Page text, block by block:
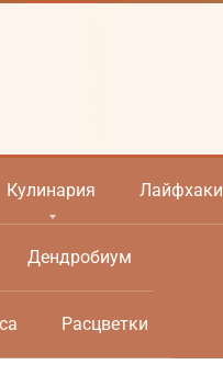
Кулинария Лайфхаки
Дендробиум
Расцветки